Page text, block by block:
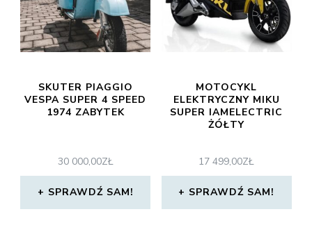
SKUTER PIAGGIO
VESPA SUPER 4 SPEED
1974 ZABYTEK
30 000,00ZŁ
SPRAWDŹ SAM!
MOTOCYKL
ELEKTRYCZNY MIKU
SUPER IAMELECTRIC
ŻÓŁTY
17 499,00ZŁ
SPRAWDŹ SAM!